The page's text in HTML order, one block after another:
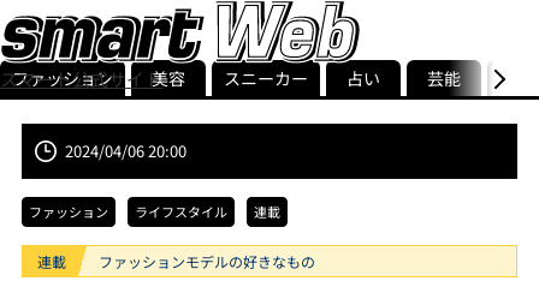
スマート公式サイト
smart最新号
記事一覧ランキング
ストリ
ファッション 美容 スニーカー 占い 芸能 グル
2024/04/06 20:00
ファッション ライフスタイル 連載
連載 ファッションモデルの好きなもの